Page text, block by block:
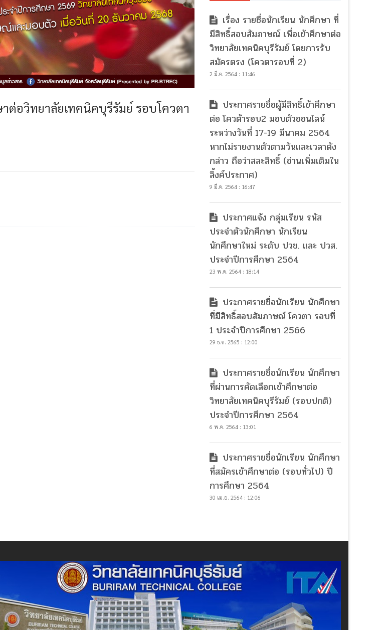
อวิทยาลัยเทคนิคบุรีรัมย์ รอบโควตา
เรื่อง รายชื่อนักเรียน นักศึกษา ที่
มีสิทธิ์สอบสัมภาษณ์ เพื่อเข้าศึกษาต่อ
วิทยาลัยเทคนิคบุรีรัมย์ โดยการรับ
สมัครตรง (โควตารอบที่ 2)
2 มี.ค. 2564 : 11:46
ประกาศรายชื่อผู้มีสิทธิ์เข้าศึกษา
ต่อ โควต้ารอบ2 มอบตัวออนไลน์
ระหว่างวันที่ 17-19 มีนาคม 2564
หากไม่รายงานตัวตามวันและเวลาดัง
กล่าว ถือว่าสละสิทธิ์ (อ่านเพิ่มเติมใน
ลิ้งค์ประกาศ)
9 มี.ค. 2564 : 16:47
ประกาศแจ้ง กลุ่มเรียน รหัส
ประจำตัวนักศึกษา นักเรียน
นักศึกษาใหม่ ระดับ ปวช. และ ปวส.
ประจำปีการศึกษา 2564
23 พ.ค. 2564 : 18:14
ประกาศรายชื่อนักเรียน นักศึกษา
ที่มีสิทธิ์สอบสัมภาษณ์ โควตา รอบที่
1 ประจำปีการศึกษา 2566
29 ธ.ค. 2565 : 12:00
ประกาศรายชื่อนักเรียน นักศึกษา
ที่ผ่านการคัดเลือกเข้าศึกษาต่อ
วิทยาลัยเทคนิคบุรีรัมย์ (รอบปกติ)
ประจำปีการศึกษา 2564
6 พ.ค. 2564 : 13:01
ประกาศรายชื่อนักเรียน นักศึกษา
ที่สมัครเข้าศึกษาต่อ (รอบทั่วไป) ปี
การศึกษา 2564
30 เม.ย. 2564 : 12:06